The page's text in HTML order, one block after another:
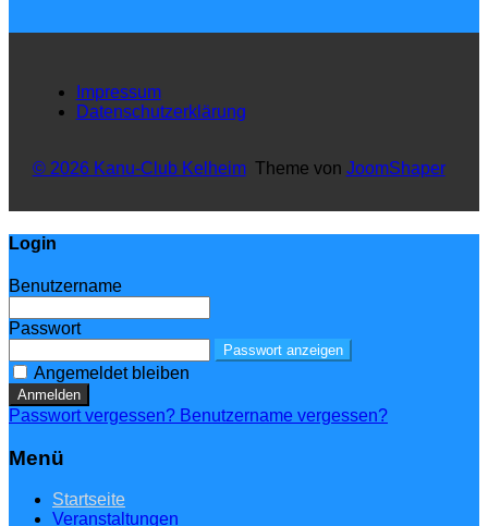
Impressum
Datenschutzerklärung
© 2026 Kanu-Club KelheimTheme von JoomShaper
Login
Benutzername
Passwort
Passwort anzeigen
Angemeldet bleiben
Anmelden
Passwort vergessen? Benutzername vergessen?
Menü
Startseite
Veranstaltungen